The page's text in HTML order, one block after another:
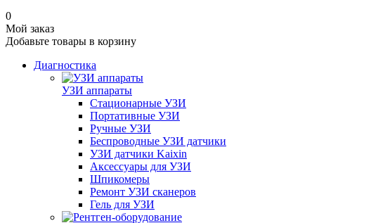
0
Мой заказ
Добавьте товары в корзину
Диагностика
УЗИ аппараты
Стационарные УЗИ
Портативные УЗИ
Ручные УЗИ
Беспроводные УЗИ датчики
УЗИ датчики Kaixin
Аксессуары для УЗИ
Шпикомеры
Ремонт УЗИ сканеров
Гель для УЗИ